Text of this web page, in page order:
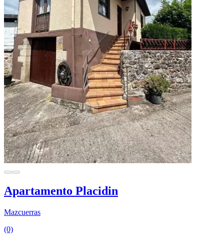
Apartamento Placidin
Mazcuerras
(0)